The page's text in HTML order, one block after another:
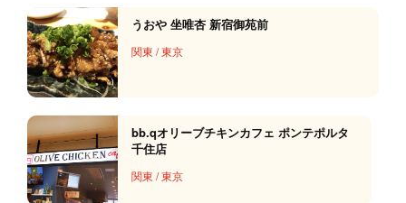
うおや 坐唯杏 新宿御苑前
関東 /東京
bb.qオリーブチキンカフェ ポンテポルタ
千住店
関東 /東京